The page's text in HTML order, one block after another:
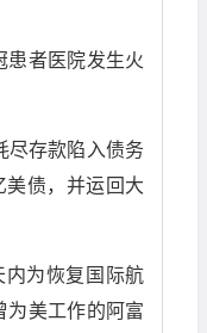
患者医院发生火
尽存款陷入债务
债，并运回大
为恢复国际航
为美工作的阿富